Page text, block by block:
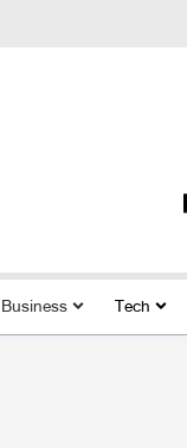
Business Tech